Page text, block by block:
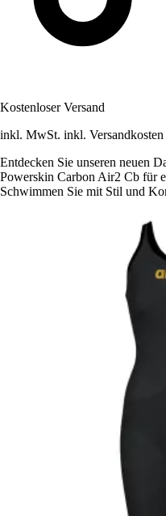
Kostenloser Versand
inkl. MwSt. inkl. Versandkosten
Entdecken Sie unseren neuen
Powerskin Carbon Air2 Cb für
Schwimmen Sie mit Stil und